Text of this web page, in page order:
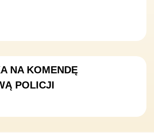
NA KOMENDĘ
POLICJI